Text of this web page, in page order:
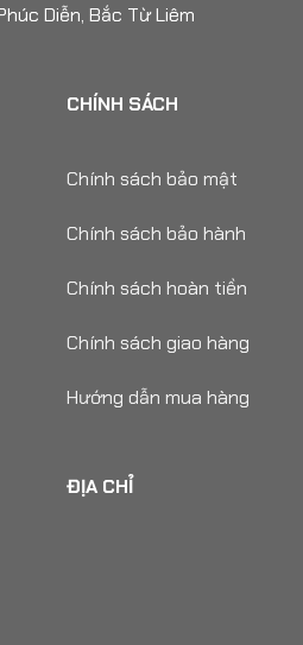
Diễn, Bắc Từ Liêm
CHÍNH SÁCH
Chính sách bảo mật
Chính sách bảo hành
Chính sách hoàn tiền
Chính sách giao hàng
Hướng dẫn mua hàng
ĐỊA CHỈ